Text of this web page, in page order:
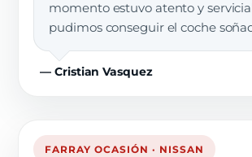
momento estuvo atento y
pudimos conseguir el coche
— Cristian Vasquez
FARRAY OCASIÓN · NISSAN